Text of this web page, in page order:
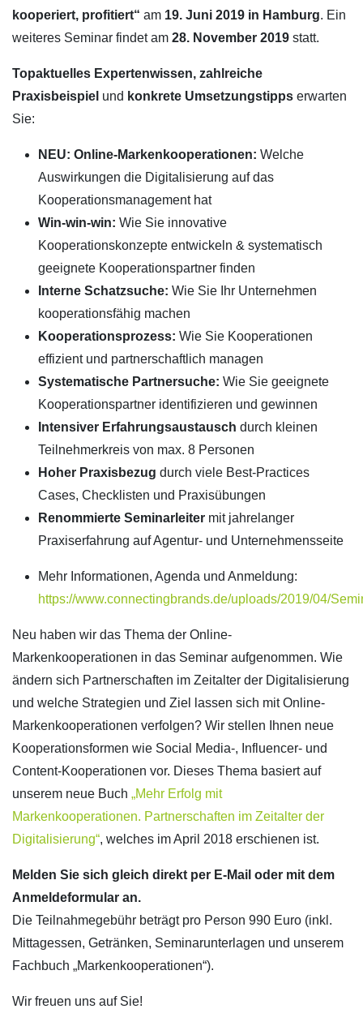
kooperiert, profitiert“ am 19. Juni 2019 in Hamburg. Ein
weiteres Seminar findet am 28. November 2019 statt.
Topaktuelles Expertenwissen, zahlreiche
Praxisbeispiel und konkrete Umsetzungstipps erwarten
Sie:
NEU: Online-Markenkooperationen: Welche
Auswirkungen die Digitalisierung auf das
Kooperationsmanagement hat
Win-win-win: Wie Sie innovative
Kooperationskonzepte entwickeln & systematisch
geeignete Kooperationspartner finden
Interne Schatzsuche: Wie Sie Ihr Unternehmen
kooperationsfähig machen
Kooperationsprozess: Wie Sie Kooperationen
effizient und partnerschaftlich managen
Systematische Partnersuche: Wie Sie geeignete
Kooperationspartner identifizieren und gewinnen
Intensiver Erfahrungsaustausch durch kleinen
Teilnehmerkreis von max. 8 Personen
Hoher Praxisbezug durch viele Best-Practices
Cases, Checklisten und Praxisübungen
Renommierte Seminarleiter mit jahrelanger
Praxiserfahrung auf Agentur- und Unternehmensseite
Mehr Informationen, Agenda und Anmeldung:
https://www.connectingbrands.de/uploads/2019/04/
Neu haben wir das Thema der Online-
Markenkooperationen in das Seminar aufgenommen. Wie
ändern sich Partnerschaften im Zeitalter der Digitalisierung
und welche Strategien und Ziel lassen sich mit Online-
Markenkooperationen verfolgen? Wir stellen Ihnen neue
Kooperationsformen wie Social Media-, Influencer- und
Content-Kooperationen vor. Dieses Thema basiert auf
unserem neue Buch „Mehr Erfolg mit
Markenkooperationen. Partnerschaften im Zeitalter der
Digitalisierung“, welches im April 2018 erschienen ist.
Melden Sie sich gleich direkt per E-Mail oder mit dem
Anmeldeformular an.
Die Teilnahmegebühr beträgt pro Person 990 Euro (inkl.
Mittagessen, Getränken, Seminarunterlagen und unserem
Fachbuch „Markenkooperationen“).
Wir freuen uns auf Sie!